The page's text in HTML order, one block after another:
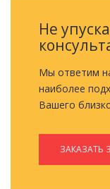
Не
Мы ответим
наиболее
Вашего
ЗАКАЗАТЬ